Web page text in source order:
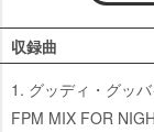
収録曲
1. グッディ・グッ
FPM MIX FOR